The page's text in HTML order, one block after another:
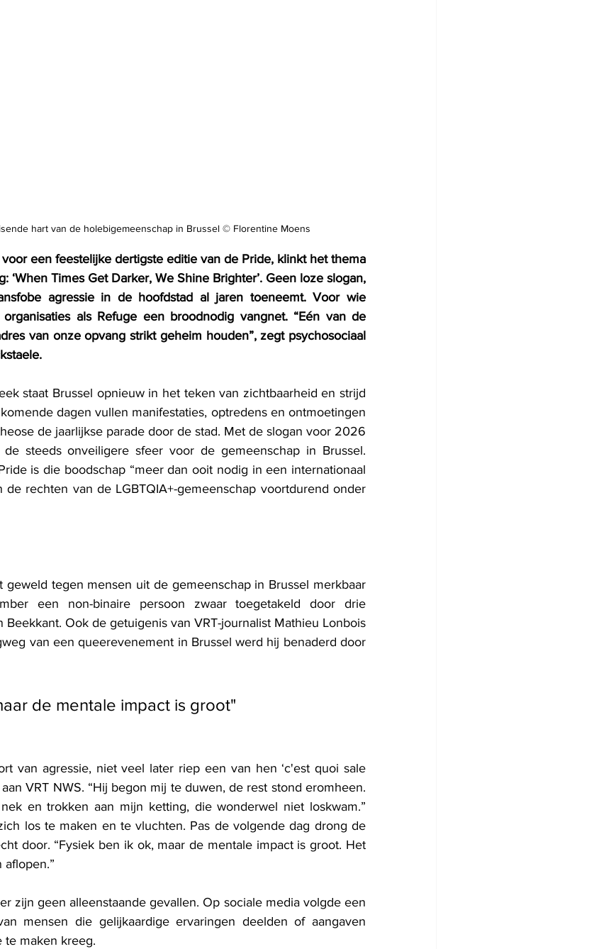
hart van de holebigemeenschap in Brussel © Florentine Moens
een feestelijke dertigste editie van de Pride, klinkt het thema
‘When Times Get Darker, We Shine Brighter’. Geen loze slogan,
agressie in de hoofdstad al jaren toeneemt. Voor wie
als Refuge een broodnodig vangnet. “Eén van de
van onze opvang strikt geheim houden”, zegt psychosociaal
staat Brussel opnieuw in het teken van zichtbaarheid en strijd
dagen vullen manifestaties, optredens en ontmoetingen
de jaarlijkse parade door de stad. Met de slogan voor 2026
steeds onveiligere sfeer voor de gemeenschap in Brussel.
is die boodschap “meer dan ooit nodig in een internationaal
de rechten van de LGBTQIA+-gemeenschap voortdurend onder
geweld tegen mensen uit de gemeenschap in Brussel merkbaar
een non-binaire persoon zwaar toegetakeld door drie
Ook de getuigenis van VRT-journalist Mathieu Lonbois
van een queerevenement in Brussel werd hij benaderd door
de mentale impact is groot"
van agressie, niet veel later riep een van hen ‘c'est quoi sale
VRT NWS. “Hij begon mij te duwen, de rest stond eromheen.
en trokken aan mijn ketting, die wonderwel niet loskwam.”
los te maken en te vluchten. Pas de volgende dag drong de
door. “Fysiek ben ik ok, maar de mentale impact is groot. Het
aflopen.”
zijn geen alleenstaande gevallen. Op sociale media volgde een
mensen die gelijkaardige ervaringen deelden of aangaven
te maken kreeg.